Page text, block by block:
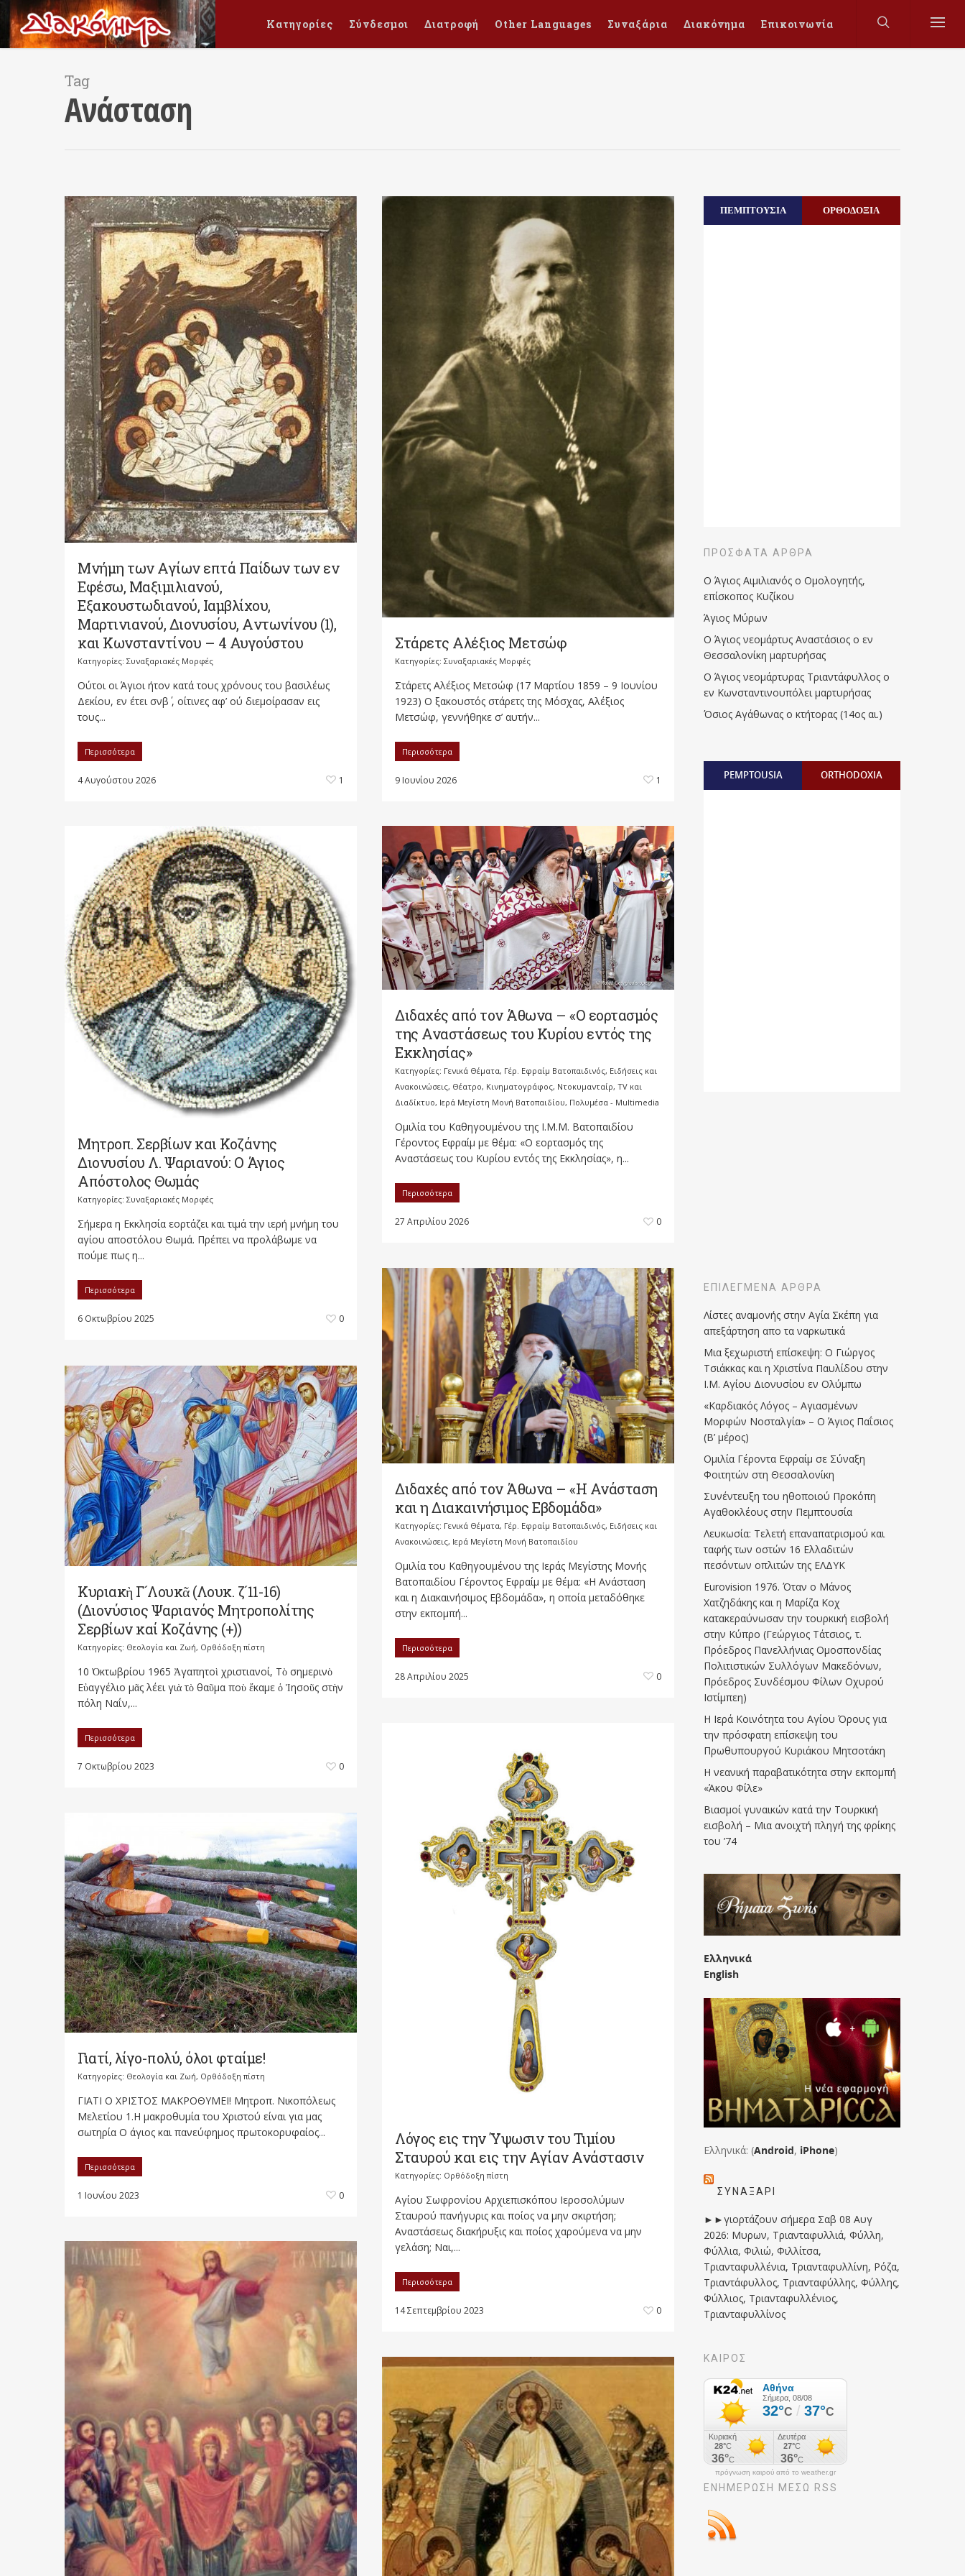
Κατηγορίες Σύνδεσμοι Διατροφή Other Languages Συναξάρια Διακόνημα Επικοινωνία
Tag
Ανάσταση
Μνήμη των Aγίων επτά Παίδων των εν
Eφέσω, Mαξιμιλιανού,
Eξακουστωδιανού, Iαμβλίχου,
Mαρτινιανού, Διονυσίου, Aντωνίνου (1),
και Kωνσταντίνου – 4 Αυγούστου
Κατηγορίες: Συναξαριακές Μορφές
Oύτοι οι Άγιοι ήτον κατά τους χρόνους του βασιλέως
Δεκίου, εν έτει σνβ΄ , οίτινες αφ’ ού διεμοίρασαν εις
τους...
Περισσότερα
4 Αυγούστου 2026 1
Στάρετς Αλέξιος Μετσώφ
Κατηγορίες: Συναξαριακές Μορφές
Στάρετς Αλέξιος Μετσώφ (17 Μαρτίου 1859 – 9 Ιουνίου
1923) Ο ξακουστός στάρετς της Μόσχας, Αλέξιος
Μετσώφ, γεννήθηκε σ’ αυτήν...
Περισσότερα
9 Ιουνίου 2026 1
Διδαχές από τον Άθωνα – «Ο εορτασμός
της Αναστάσεως του Κυρίου εντός της
Εκκλησίας»
Κατηγορίες: Γενικά Θέματα, Γέρ. Εφραίμ Βατοπαιδινός, Ειδήσεις και
Ανακοινώσεις, Θέατρο, Κινηματογράφος, Ντοκυμανταίρ, TV και
Διαδίκτυο, Ιερά Μεγίστη Μονή Βατοπαιδίου, Πολυμέσα - Multimedia
Ομιλία του Καθηγουμένου της Ι.Μ.Μ. Βατοπαιδίου
Γέροντος Εφραίμ με θέμα: «Ο εορτασμός της
Αναστάσεως του Κυρίου εντός της Εκκλησίας», η...
Περισσότερα
27 Απριλίου 2026 0
Μητροπ. Σερβίων και Κοζάνης
Διονυσίου Λ. Ψαριανού: Ο Άγιος
Απόστολος Θωμάς
Κατηγορίες: Συναξαριακές Μορφές
Σήμερα η Εκκλησία εορτάζει και τιμά την ιερή μνήμη του
αγίου αποστόλου Θωμά. Πρέπει να προλάβωμε να
πούμε πως η...
Περισσότερα
6 Οκτωβρίου 2025 0
Διδαχές από τον Άθωνα – «Η Ανάσταση
και η Διακαινήσιμος Εβδομάδα»
Κατηγορίες: Γενικά Θέματα, Γέρ. Εφραίμ Βατοπαιδινός, Ειδήσεις και
Ανακοινώσεις, Ιερά Μεγίστη Μονή Βατοπαιδίου
Ομιλία του Καθηγουμένου της Ιεράς Μεγίστης Μονής
Βατοπαιδίου Γέροντος Εφραίμ με θέμα: «Η Ανάσταση
και η Διακαινήσιμος Εβδομάδα», η οποία μεταδόθηκε
στην εκπομπή...
Περισσότερα
28 Απριλίου 2025 0
Κυριακὴ Γ´Λουκᾶ (Λουκ. ζ´11-16)
(Διονύσιος Ψαριανός Μητροπολίτης
Σερβίων καί Κοζάνης (+))
Κατηγορίες: Θεολογία και Ζωή, Ορθόδοξη πίστη
10 Ὀκτωβρίου 1965 Ἀγαπητοὶ χριστιανοί, Τὸ σημερινὸ
Εὐαγγέλιο μᾶς λέει γιὰ τὸ θαῦμα ποὺ ἔκαμε ὁ Ἰησοῦς στὴν
πόλη Ναΐν,...
Περισσότερα
7 Οκτωβρίου 2023 0
Λόγος εις την Ύψωσιν του Τιμίου
Σταυρού και εις την Αγίαν Ανάστασιν
Κατηγορίες: Ορθόδοξη πίστη
Αγίου Σωφρονίου Αρχιεπισκόπου Ιεροσολύμων
Σταυρού πανήγυρις και ποίος να μην σκιρτήση;
Αναστάσεως διακήρυξις και ποίος χαρούμενα να μην
γελάση; Ναι,...
Περισσότερα
14 Σεπτεμβρίου 2023 0
Γιατί, λίγο-πολύ, όλοι φταίμε!
Κατηγορίες: Θεολογία και Ζωή, Ορθόδοξη πίστη
ΓΙΑΤΙ Ο ΧΡΙΣΤΟΣ ΜΑΚΡΟΘΥΜΕΙ! Μητροπ. Νικοπόλεως
Μελετίου 1.Η μακροθυμία του Χριστού είναι για μας
σωτηρία Ο άγιος και πανεύφημος πρωτοκορυφαίος...
Περισσότερα
1 Ιουνίου 2023 0
ΠΕΜΠΤΟΥΣΙΑ ΟΡΘΟΔΟΞΙΑ
ΠΡΌΣΦΑΤΑ ΆΡΘΡΑ
Ο Άγιος Αιμιλιανός ο Ομολογητής,
επίσκοπος Κυζίκου
Άγιος Μύρων
Ο Άγιος νεομάρτυς Αναστάσιος ο εν
Θεσσαλονίκη μαρτυρήσας
Ο Άγιος νεομάρτυρας Τριαντάφυλλος ο
εν Κωνσταντινουπόλει μαρτυρήσας
Όσιος Αγάθωνας ο κτήτορας (14ος αι.)
PEMPTOUSIA ORTHODOXIA
ΕΠΙΛΕΓΜΈΝΑ ΆΡΘΡΑ
Λίστες αναμονής στην Αγία Σκέπη για
απεξάρτηση απο τα ναρκωτικά
Μια ξεχωριστή επίσκεψη: Ο Γιώργος
Τσιάκκας και η Χριστίνα Παυλίδου στην
Ι.Μ. Αγίου Διονυσίου εν Ολύμπω
«Καρδιακός Λόγος – Αγιασμένων
Μορφών Νοσταλγία» – Ο Άγιος Παΐσιος
(Β’ μέρος)
Ομιλία Γέροντα Εφραίμ σε Σύναξη
Φοιτητών στη Θεσσαλονίκη
Συνέντευξη του ηθοποιού Προκόπη
Αγαθοκλέους στην Πεμπτουσία
Λευκωσία: Τελετή επαναπατρισμού και
ταφής των οστών 16 Ελλαδιτών
πεσόντων οπλιτών της ΕΛΔΥΚ
Eurovision 1976. Όταν ο Μάνος
Χατζηδάκης και η Μαρίζα Κοχ
κατακεραύνωσαν την τουρκική εισβολή
στην Κύπρο (Γεώργιος Τάτσιος, τ.
Πρόεδρος Πανελλήνιας Ομοσπονδίας
Πολιτιστικών Συλλόγων Μακεδόνων,
Πρόεδρος Συνδέσμου Φίλων Οχυρού
Ιστίμπεη)
Η Ιερά Κοινότητα του Αγίου Όρους για
την πρόσφατη επίσκεψη του
Πρωθυπουργού Κυριάκου Μητσοτάκη
Η νεανική παραβατικότητα στην εκπομπή
«Άκου Φίλε»
Βιασμοί γυναικών κατά την Τουρκική
εισβολή – Μια ανοιχτή πληγή της φρίκης
του ’74
Ελληνικά
English
Ελληνικά: (Android, iPhone)
ΣΥΝΑΞΆΡΙ
►►γιορτάζουν σήμερα Σαβ 08 Αυγ
2026: Μυρων, Τριανταφυλλιά, Φύλλη,
Φύλλια, Φιλιώ, Φιλλίτσα,
Τριανταφυλλένια, Τριανταφυλλίνη, Ρόζα,
Τριαντάφυλλος, Τριανταφύλλης, Φύλλης,
Φύλλιος, Τριανταφυλλένιος,
Τριανταφυλλίνος
ΚΑΙΡΟΣ
πρόγνωση καιρού από το weather.gr
ΕΝΗΜΈΡΩΣΉ ΜΕΣΩ RSS